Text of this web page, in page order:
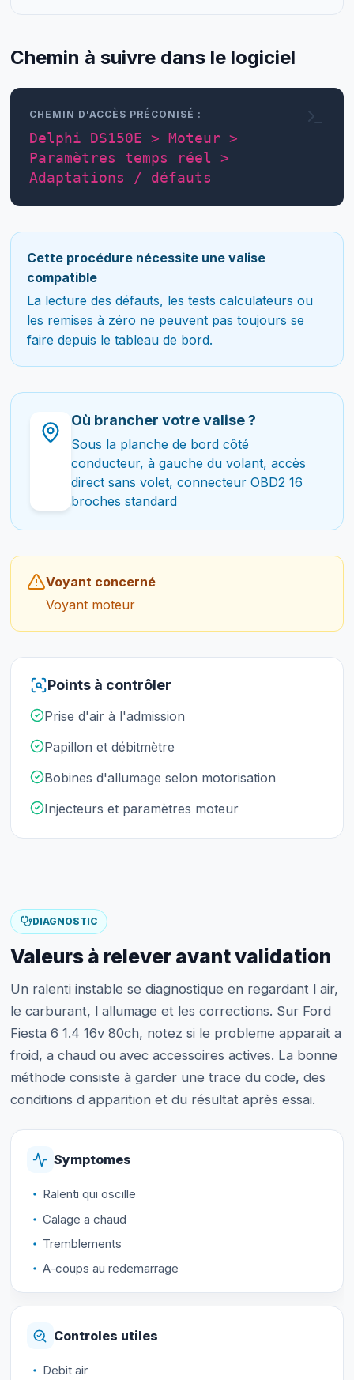
Chemin à suivre dans le logiciel
CHEMIN D'ACCÈS PRÉCONISÉ :
Delphi DS150E > Moteur >
Paramètres temps réel >
Adaptations / défauts
Cette procédure nécessite une valise
compatible
La lecture des défauts, les tests calculateurs ou
les remises à zéro ne peuvent pas toujours se
faire depuis le tableau de bord.
Où brancher votre valise ?
Sous la planche de bord côté
conducteur, à gauche du volant, accès
direct sans volet, connecteur OBD2 16
broches standard
Voyant concerné
Voyant moteur
Points à contrôler
Prise d'air à l'admission
Papillon et débitmètre
Bobines d'allumage selon motorisation
Injecteurs et paramètres moteur
DIAGNOSTIC
Valeurs à relever avant validation
Un ralenti instable se diagnostique en regardant l air,
le carburant, l allumage et les corrections. Sur Ford
Fiesta 6 1.4 16v 80ch, notez si le probleme apparait a
froid, a chaud ou avec accessoires actives. La bonne
méthode consiste à garder une trace du code, des
conditions d apparition et du résultat après essai.
Symptomes
Ralenti qui oscille
Calage a chaud
Tremblements
A-coups au redemarrage
Controles utiles
Debit air